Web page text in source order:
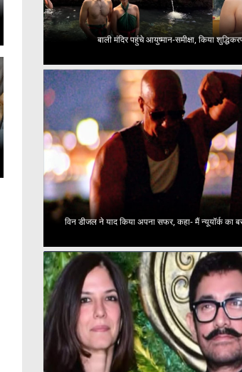
बाली मंदिर पहुंचे आयुष्मान-समीक्षा, किया
विन डीजल ने याद किया अपना सफर, कहा- मैं न्यूयॉर्क का